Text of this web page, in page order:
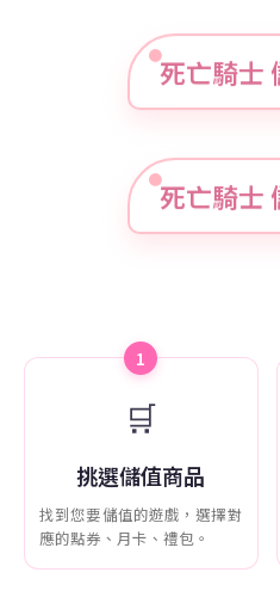
死亡騎士
死亡騎士
1
🛒
挑選儲值商品
找到您要儲值的遊戲，選擇對
應的點券、月卡、禮包。